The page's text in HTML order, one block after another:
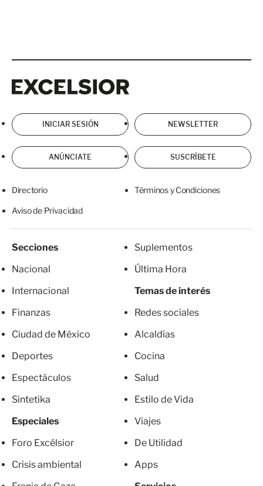
INICIAR SESIÓN NEWSLETTER
ANÚNCIATE SUSCRÍBETE
Directorio Términos y Condiciones
Aviso de Privacidad
Secciones
Nacional
Internacional
Finanzas
Ciudad de México
Deportes
Espectáculos
Sintetika
Especiales
Foro Excélsior
Crisis ambiental
Suplementos
Última Hora
Temas de interés
Redes sociales
Alcaldías
Cocina
Salud
Estilo de Vida
Viajes
De Utilidad
Apps